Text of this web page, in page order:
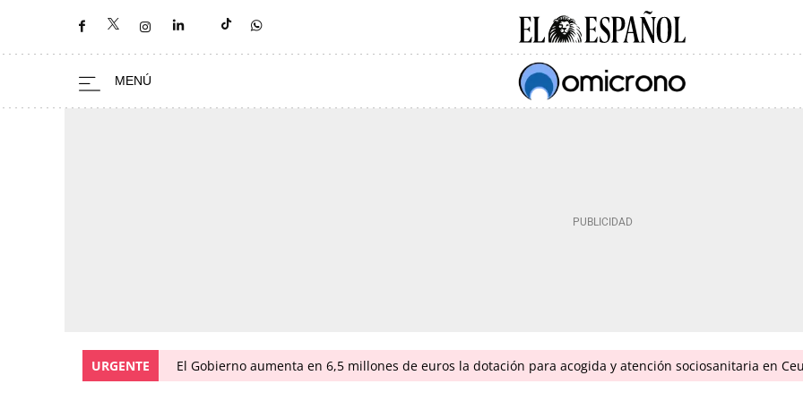
URGENTE El Gobierno aumenta en 6,5 millones de euros la dotación para acogida y atención sociosanitaria en